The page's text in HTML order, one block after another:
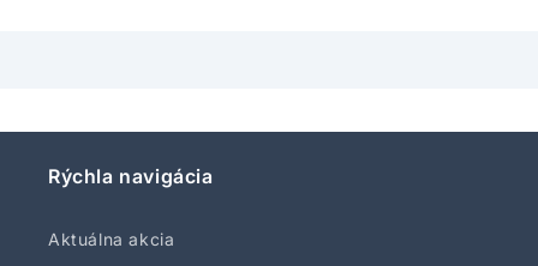
Rýchla navigácia
Aktuálna akcia